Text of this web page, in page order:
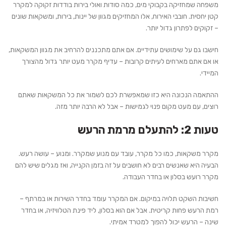
משפחה שמחזיקה בקבוקי מים, כמה סודות ואולי בירות בודדות זקוקה למקרר
קטן יחסית. חובבי האירוח, אלו המחזיקים מגוון של יינות, בירות, ומשקאות שונים
– זקוקים לפתרון גדול יותר.
חישבו גם על שימושים עתידיים. אם אתם מתכננים להרחיב את מגוון המשקאות,
או אם אתם מארחים לעיתים קרובות – עדיף מקרר מעט יותר גדול מהצורך
המיידי.
ההתאמה הנכונה היא כזו שמאפשרת לכם לשמור את כל המשקאות שאתם
רוצים, עם מעט מקום פנוי לגמישות – אבל לא הרבה יותר מזה.
טעות 2: להתעלם מרמת הרעש
מקרר משקאות, כמו כל מקרר, עובד עם מנוע שמקרר. ומנוע – עושה רעש.
הבעיה היא שאנשים רבים לא חושבים על זה בזמן הקנייה, ואז מגלים שיש להם
מקרר רועש בסלון או בחדר העבודה.
חשיבות השקט תלויה במיקום. אם המקרר עומד בחדר השירות או במרתף –
רמת הרעש פחות קריטית. אבל אם הוא בסלון, ליד פינת הטלוויזיה, או בחדר
שינה – הרעש יכול להפוך למטרד אמיתי.